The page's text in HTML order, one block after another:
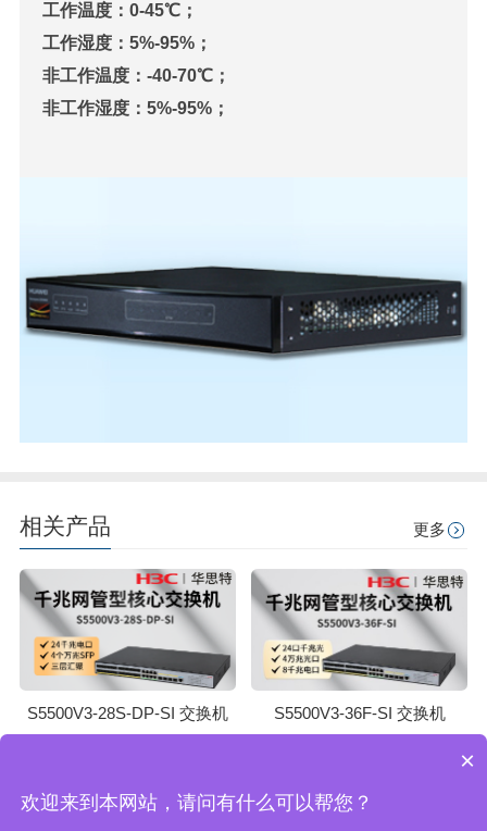
工作温度：0-45℃；
工作湿度：5%-95%；
非工作温度：-40-70℃；
非工作湿度：5%-95%；
相关产品 更多
S5500V3-28S-DP-SI 交换机 S5500V3-36F-SI 交换机
×
欢迎来到本网站，请问有什么可以帮您？